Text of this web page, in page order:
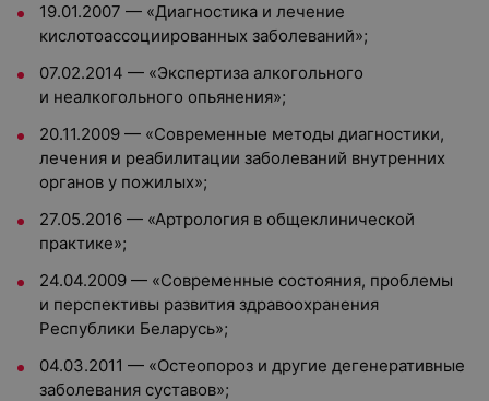
19.01.2007 — «Диагностика и лечение
кислотоассоциированных заболеваний»;
07.02.2014 — «Экспертиза алкогольного
и неалкогольного опьянения»;
20.11.2009 — «Современные методы диагностики,
лечения и реабилитации заболеваний внутренних
органов у пожилых»;
27.05.2016 — «Артрология в общеклинической
практике»;
24.04.2009 — «Современные состояния, проблемы
и перспективы развития здравоохранения
Республики Беларусь»;
04.03.2011 — «Остеопороз и другие дегенеративные
заболевания суставов»;